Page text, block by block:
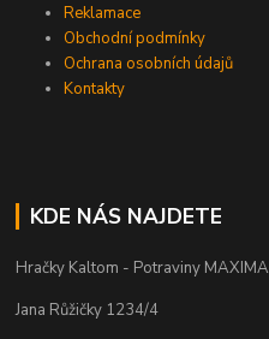
Reklamace
Obchodní podmínky
Ochrana osobních údajů
Kontakty
KDE NÁS NAJDETE
Hračky Kaltom - Potraviny MAXIMA
Jana Růžičky 1234/4